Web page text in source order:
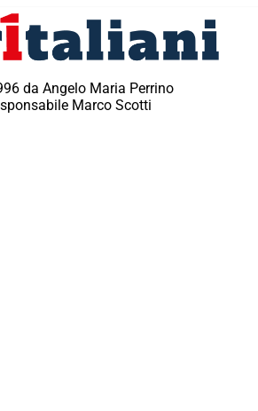
da Angelo Maria Perrino
Marco Scotti